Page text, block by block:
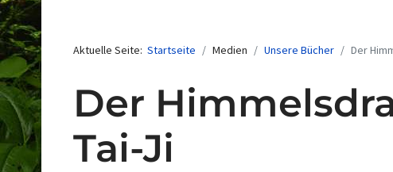
Aktuelle Seite: Startseite Medien Unsere Bücher Der
Der
Tai-Ji